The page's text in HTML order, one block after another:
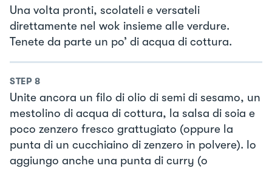
Una volta pronti, scolateli e versateli
direttamente nel wok insieme alle verdure.
Tenete da parte un po’ di acqua di cottura.
STEP 8
Unite ancora un filo di olio di semi di sesamo, un
mestolino di acqua di cottura, la salsa di soia e
poco zenzero fresco grattugiato (oppure la
punta di un cucchiaino di zenzero in polvere). Io
aggiungo anche una punta di curry (o